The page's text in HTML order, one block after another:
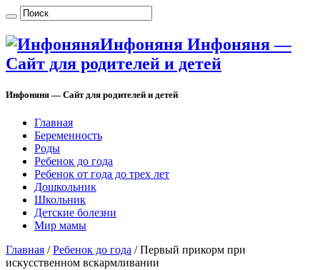
Инфоняня Инфоняня —
Сайт для родителей и детей
Инфоняня — Сайт для родителей и детей
Главная
Беременность
Роды
Ребенок до года
Ребенок от года до трех лет
Дошкольник
Школьник
Детские болезни
Мир мамы
Главная / Ребенок до года / Первый прикорм при
искусственном вскармливании